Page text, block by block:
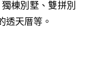
獨棟別墅 、雙拼別
透天厝等 。